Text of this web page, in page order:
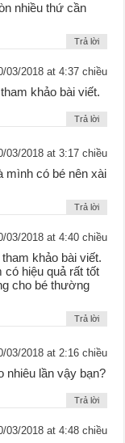
nhiều thứ cần
Trả lời
03/2018 at 4:37 chiều
khảo bài viết.
Trả lời
03/2018 at 3:17 chiều
mình có bé nên xài
Trả lời
03/2018 at 4:40 chiều
khảo bài viết.
có hiệu quả rất tốt
cho bé thường
Trả lời
03/2018 at 2:16 chiều
nhiêu lần vậy bạn?
Trả lời
03/2018 at 4:48 chiều